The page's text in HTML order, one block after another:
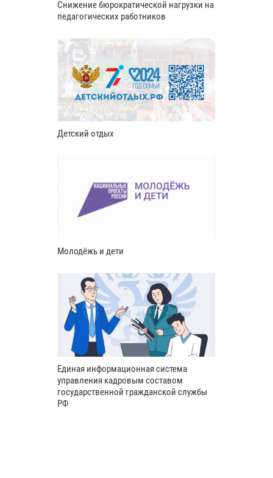
Снижение бюрократической нагрузки на
педагогических работников
Детский отдых
Молодёжь и дети
Единая информационная система
управления кадровым составом
государственной гражданской службы
РФ